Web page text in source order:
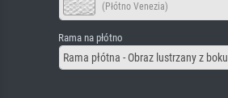
(Płótno Venezia)
Rama na płótno
Rama płótna - Obraz lustrzany z boku